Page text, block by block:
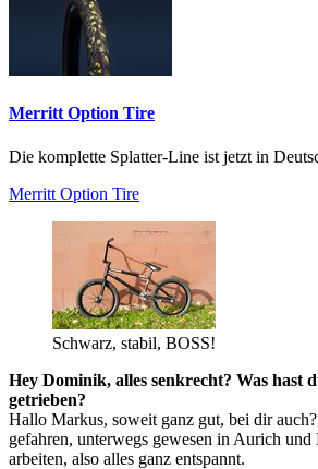
Merritt Option Tire
Die komplette Splatter-Line ist jetzt in
Merritt Option Tire
Schwarz, stabil, BOSS!
Hey Dominik, alles senkrecht? Was hast
getrieben?
Hallo Markus, soweit ganz gut, bei dir
gefahren, unterwegs gewesen in Aurich
arbeiten, also alles ganz entspannt.